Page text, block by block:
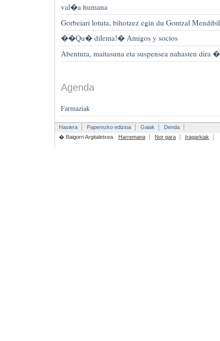
val�a humana
Gorbeiari lotuta, bihotzez egin du Gontzal
��Qu� dilema!� Amigos y socios
Abentura, maitasuna eta suspensea nahasten
Agenda
Farmaziak
Hasiera Paperezko edizioa Gaiak
Denda
� Baigorri Argitaletxea
Harremana Nor gara Iragarkiak